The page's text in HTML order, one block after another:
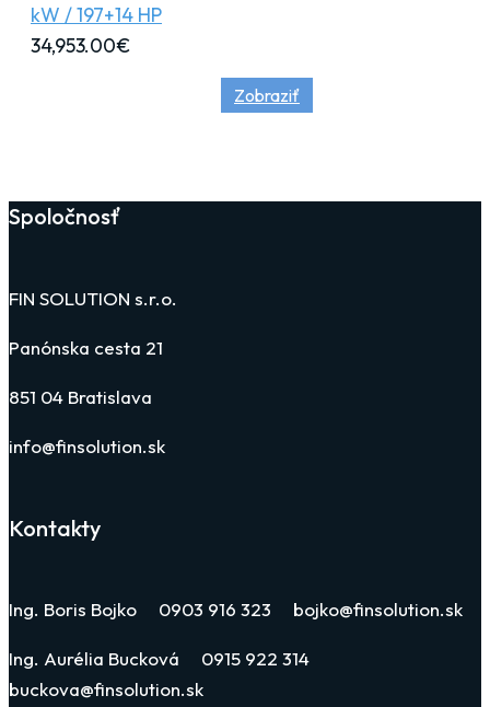
kW / 197+14 HP
34,953.00€
Zobraziť
Spoločnosť
FIN SOLUTION s.r.o.
Panónska cesta 21
851 04 Bratislava
info@finsolution.sk
Kontakty
Ing. Boris Bojko 0903 916 323 bojko@finsolution.sk
Ing. Aurélia Bucková 0915 922 314
buckova@finsolution.sk